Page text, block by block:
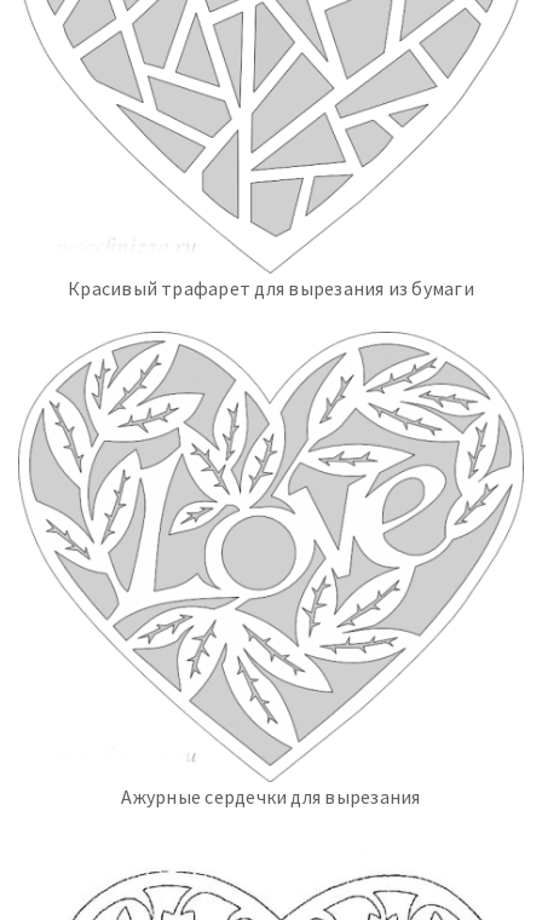
Красивый трафарет для вырезания из бумаги
Ажурные сердечки для вырезания